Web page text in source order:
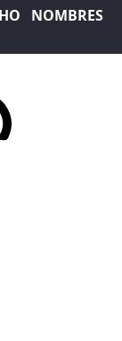
NOMBRES